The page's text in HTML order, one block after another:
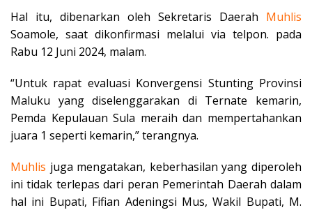
Hal itu, dibenarkan oleh Sekretaris Daerah Muhlis
Soamole, saat dikonfirmasi melalui via telpon. pada
Rabu 12 Juni 2024, malam.
“Untuk rapat evaluasi Konvergensi Stunting Provinsi
Maluku yang diselenggarakan di Ternate kemarin,
Pemda Kepulauan Sula meraih dan mempertahankan
juara 1 seperti kemarin,” terangnya.
Muhlis juga mengatakan, keberhasilan yang diperoleh
ini tidak terlepas dari peran Pemerintah Daerah dalam
hal ini Bupati, Fifian Adeningsi Mus, Wakil Bupati, M.